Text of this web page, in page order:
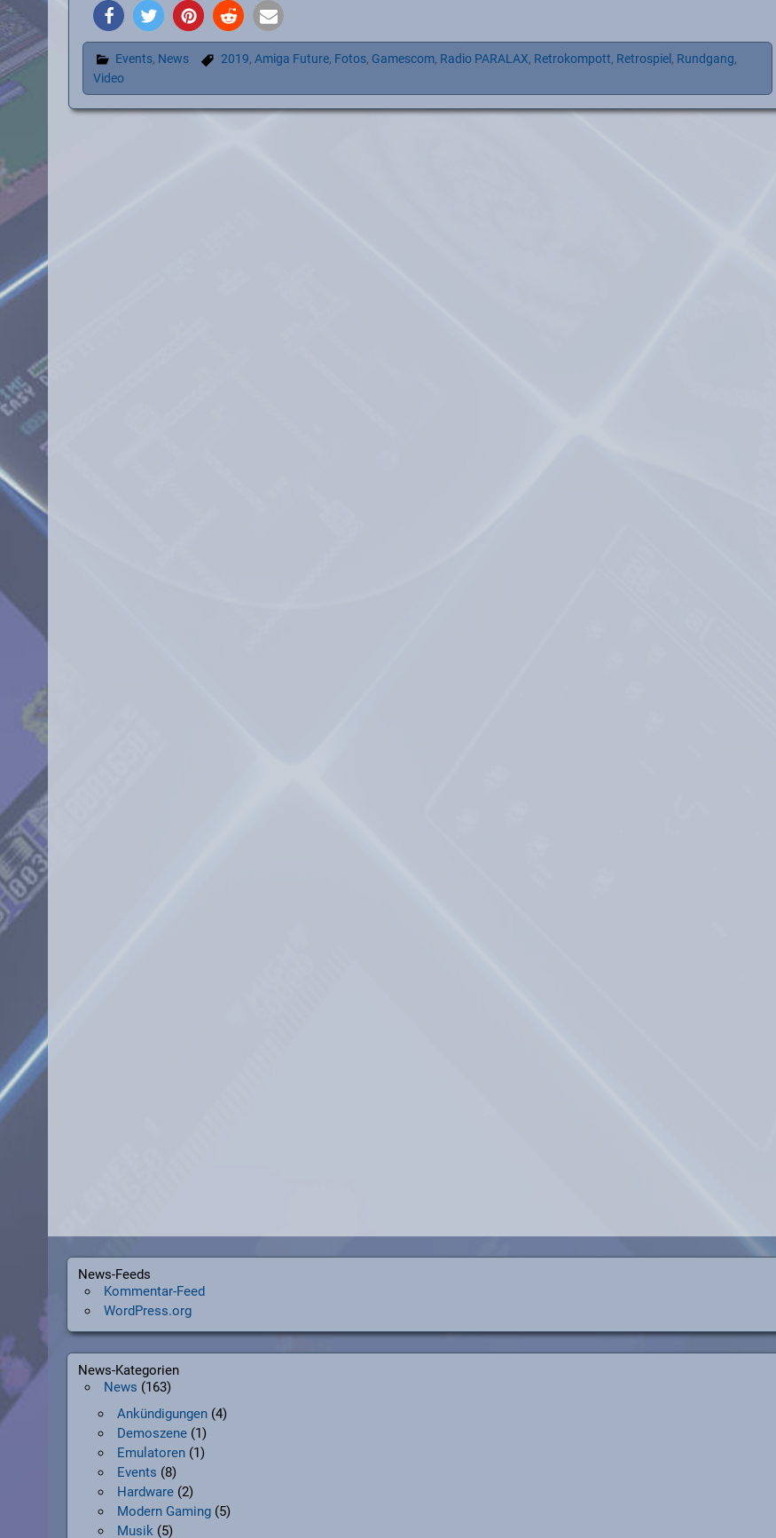
Events, News 2019, Amiga Future, Fotos, Gamescom, Radio PARALAX, Retrokompott, Retrospiel , Rundgang,
Video
News-Feeds
Kommentar-Feed
WordPress.org
News-Kategorien
News (163)
Ankündigungen (4)
Demoszene (1)
Emulatoren (1)
Events (8)
Hardware (2)
Modern Gaming (5)
Musik (5)